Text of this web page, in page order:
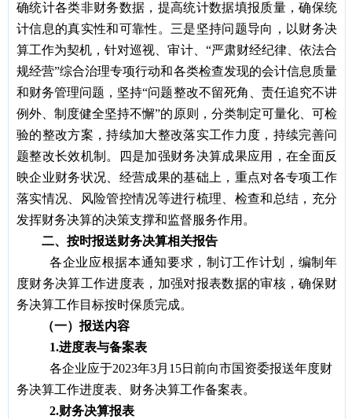
确统计各类非财务数据，提高统计数据填报质量，确保统
计信息的真实性和可靠性。三是坚持问题导向，以财务决
算工作为契机，针对巡视、审计、“严肃财经纪律、依法合
规经营”综合治理专项行动和各类检查发现的会计信息质量
和财务管理问题，坚持“问题整改不留死角、责任追究不讲
例外、制度健全坚持不懈”的原则，分类制定可量化、可检
验的整改方案，持续加大整改落实工作力度，持续完善问
题整改长效机制。四是加强财务决算成果应用，在全面反
映企业财务状况、经营成果的基础上，重点对各专项工作
落实情况、风险管控情况等进行梳理、检查和总结，充分
发挥财务决算的决策支撑和监督服务作用。
二、按时报送财务决算相关报告
各企业应根据本通知要求，制订工作计划，编制年
度财务决算工作进度表，加强对报表数据的审核，确保财
务决算工作目标按时保质完成。
（一） 报送内容
1.进度表与备案表
各企业应于2023年3月15日前向市国资委报送年度财
务决算工作进度表、财务决算工作备案表。
2.财务决算报表